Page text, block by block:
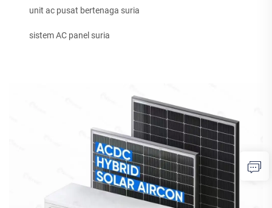
unit ac pusat bertenaga suria
sistem AC panel suria